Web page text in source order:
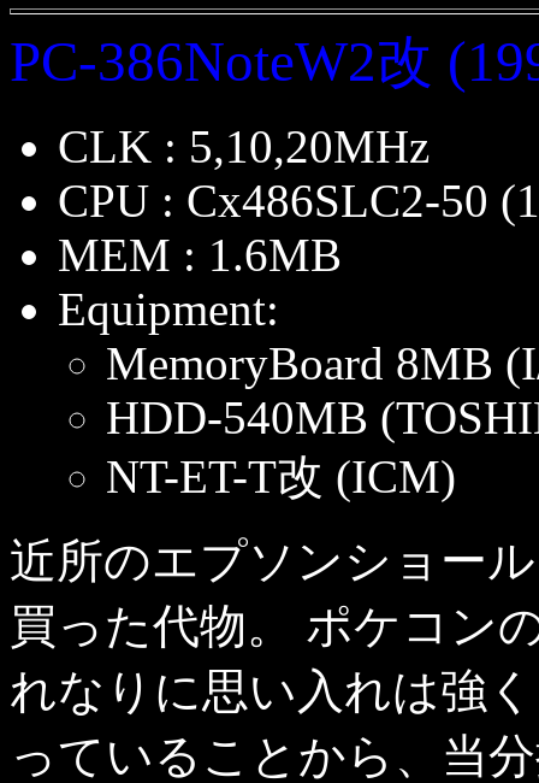
PC-386NoteW2改
CLK : 5,10,20MHz
CPU : Cx486SLC2-50
MEM : 1.6MB
Equipment:
MemoryBoard 8MB
HDD-540MB
NT-ET-T改 (ICM)
近所のエプソンショー
買った代物。 ポケコン
れなりに思い入れは強
っていることから、当